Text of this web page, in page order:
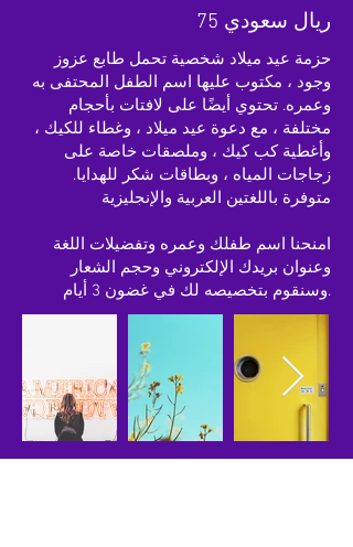
75 ريال سعودي
حزمة عيد ميلاد شخصية تحمل طابع عزوز
وجود ، مكتوب عليها اسم الطفل المحتفى به
وعمره. تحتوي أيضًا على لافتات بأحجام
مختلفة ، مع دعوة عيد ميلاد ، وغطاء للكيك ،
وأغطية كب كيك ، وملصقات خاصة على
زجاجات المياه ، وبطاقات شكر للهدايا.
متوفرة باللغتين العربية والإنجليزية
​امنحنا اسم طفلك وعمره وتفضيلات اللغة
وعنوان بريدك الإلكتروني وحجم الشعار
وسنقوم بتخصيصه لك في غضون 3 أيام.